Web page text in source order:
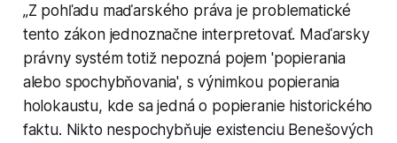
„Z pohľadu maďarského práva je problematické
tento zákon jednoznačne interpretovať. Maďarsky
právny systém totiž nepozná pojem 'popierania
alebo spochybňovania', s výnimkou popierania
holokaustu, kde sa jedná o popieranie historického
faktu. Nikto nespochybňuje existenciu Benešových